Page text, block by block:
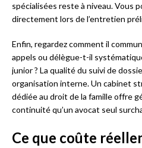
spécialisées reste à niveau. Vous
directement lors de l’entretien
Enfin, regardez comment il
appels ou délègue-t-il
junior ? La qualité du suivi de
organisation interne. Un cabinet
dédiée au droit de la famille offre
continuité qu’un avocat seul
Ce que coûte